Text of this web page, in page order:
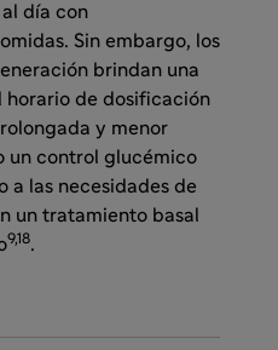
día con
Sin embargo, los
brindan una
de dosificación
y menor
un control glucémico
a las necesidades de
un tratamiento basal
9,18.